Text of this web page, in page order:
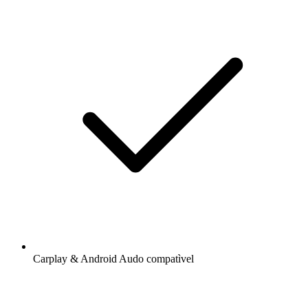
Carplay & Android Audo compatìvel